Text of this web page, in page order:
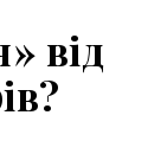
від